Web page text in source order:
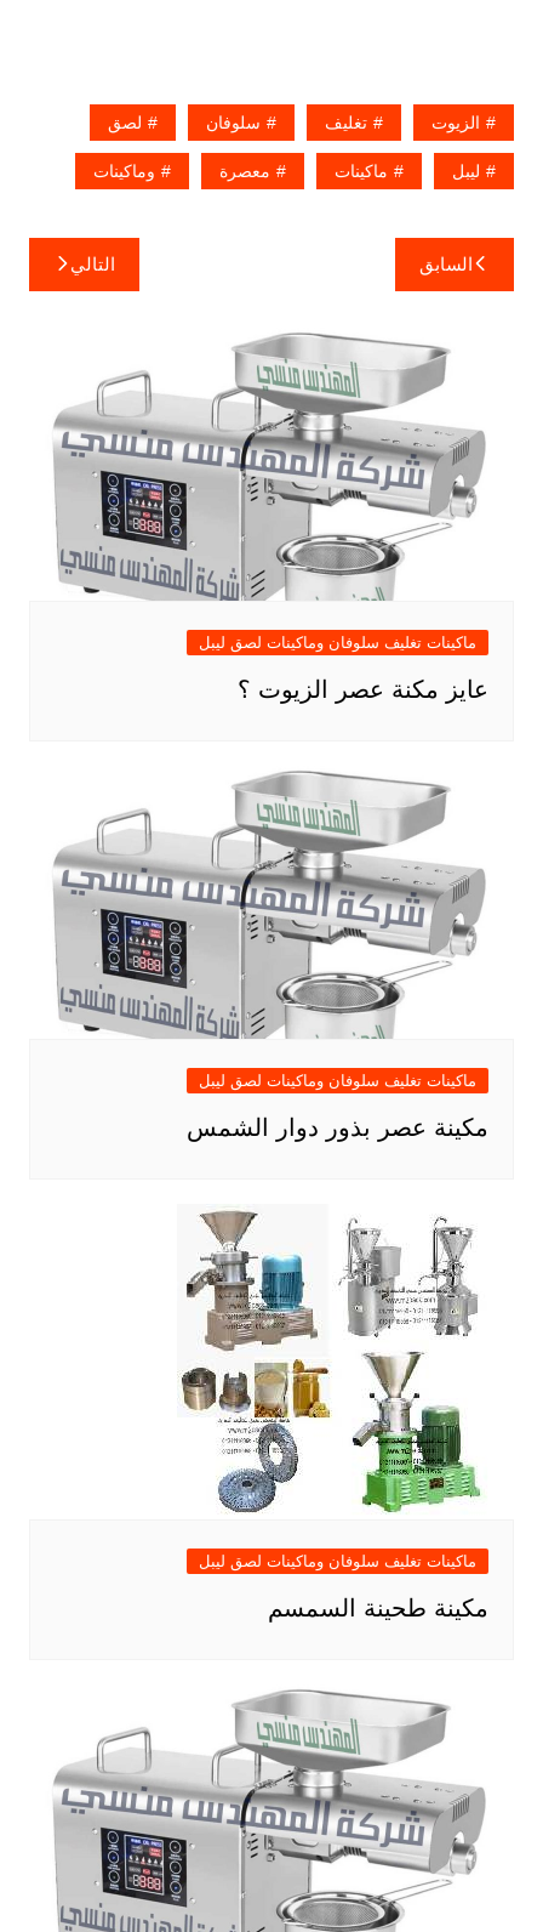
الزيوت تغليف سلوفان لصق
ليبل ماكينات معصرة وماكينات
تصفّح
المقالات
السابق التالي
ماكينات تغليف سلوفان وماكينات لصق ليبل
عايز مكنة عصر الزيوت ؟
ماكينات تغليف سلوفان وماكينات لصق ليبل
مكينة عصر بذور دوار الشمس
ماكينات تغليف سلوفان وماكينات لصق ليبل
مكينة طحينة السمسم